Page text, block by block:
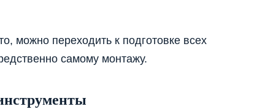
можно переходить к подготовке всех
самому монтажу.